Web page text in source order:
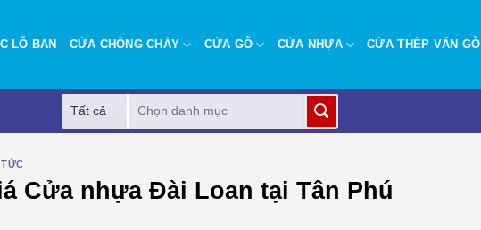
LỖ BAN CỬA CHỐNG CHÁY CỬA GỖ CỬA NHỰA CỬA THÉP VÂN GỖ
kiếm:
Cửa nhựa Đài Loan tại Tân Phú